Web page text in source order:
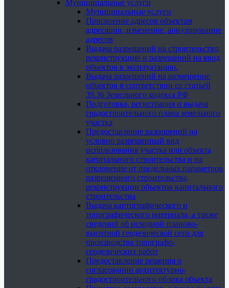
Муниципальные услуги
Муниципальные услуги
Присвоение адресов объектам
адресации, изменение, аннулирование
адресов
Выдача разрешений на строительство,
реконструкцию и разрешений на ввод
объектов в эксплуатацию.
Выдача разрешений на размещение
объектов в соответствии со статьей
39.36 Земельного кодекса РФ
Подготовка, регистрация и выдача
градостроительного плана земельного
участка
Предоставление разрешений на
условно разрешенный вид
использования участка или объекта
капитального строительства и на
отклонение от предельных параметров
разрешенного строительства,
реконструкции объектов капитального
строительства
Выдача картографического и
топографического материала, а также
сведений об исходной планово-
высотной геодезической сети для
производства топографо-
геодезических работ
Предоставление решения о
согласовании архитектурно-
градостроительного облика объекта